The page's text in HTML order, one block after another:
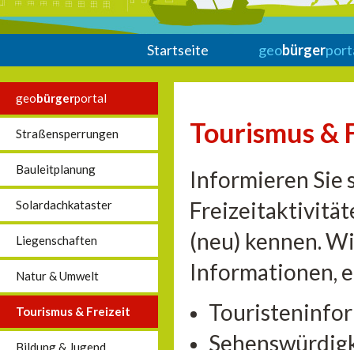
Startseite geobürger
geobürgerportal
Straßensperrungen
Bauleitplanung
Solardachkataster
Liegenschaften
Natur & Umwelt
Tourismus & Freizeit
Bildung & Jugend
Tourismus &
Informieren Sie
(neu) kennen.
Informationen,